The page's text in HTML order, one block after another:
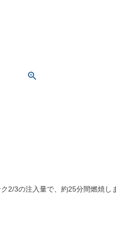
2/3の注入量で、約25分間燃焼し